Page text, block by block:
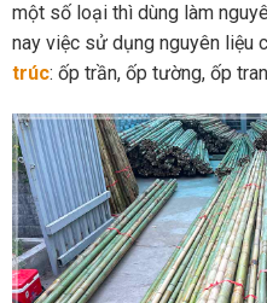
một số loại thì dùng làm
nay việc sử dụng nguyên liệu
trúc: ốp trần, ốp tường, ốp